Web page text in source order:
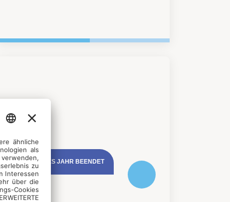
FÜR DIESES JAHR BEENDET
MUSIK